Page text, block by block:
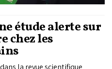
étude alerte sur
chez les
la revue scientifique